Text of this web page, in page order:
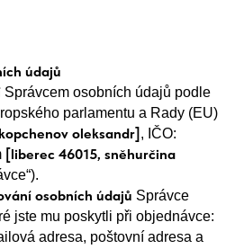
údajů
Správcem osobních údajů podle
parlamentu a Rady (EU)
oleksandr] , IČO:
[liberec 46015, sněhurčina
osobních údajů Správce
jste mu poskytli při objednávce:
adresa, poštovní adresa a